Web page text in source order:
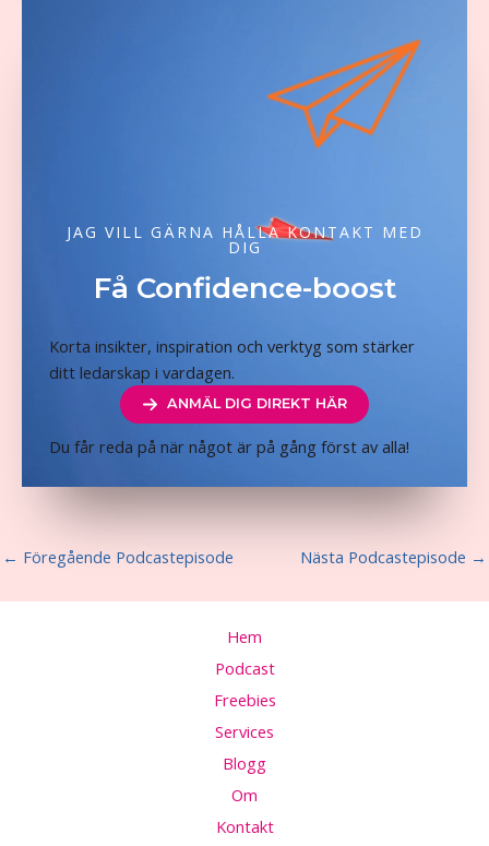
JAG VILL GÄRNA HÅLLA KONTAKT MED
DIG
Få Confidence-boost
Korta insikter, inspiration och verktyg som stärker
ditt ledarskap i vardagen.
ANMÄL DIG DIREKT HÄR
Du får reda på när något är på gång först av alla!
← Föregående Podcastepisode Nästa Podcastepisode →
Hem
Podcast
Freebies
Services
Blogg
Om
Kontakt